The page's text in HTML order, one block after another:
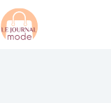
Passer
au
contenu